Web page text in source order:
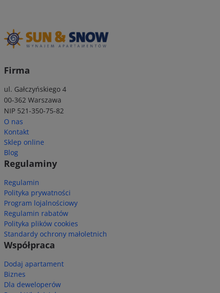
Firma
ul. Gałczyńskiego 4
00-362 Warszawa
NIP 521-350-75-82
O nas
Kontakt
Sklep online
Blog
Regulaminy
Regulamin
Polityka prywatności
Program lojalnościowy
Regulamin rabatów
Polityka plików cookies
Standardy ochrony małoletnich
Współpraca
Dodaj apartament
Biznes
Dla deweloperów